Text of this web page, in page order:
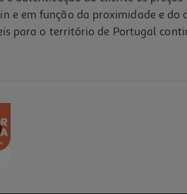
e em função da proximidade e do
para o território de Portugal